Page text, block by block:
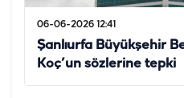
06-06-2026 12:41
Şanlıurfa Büyükşehir
Koç’un sözlerine tepki